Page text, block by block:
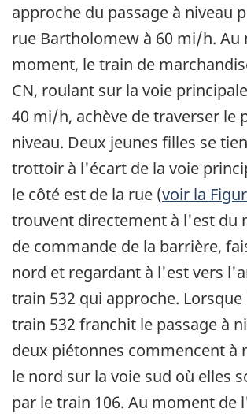
approche du passage à niveau
rue Bartholomew à 60 mi/h. Au
moment, le train de
CN, roulant sur la voie
40 mi/h, achève de traverser le
niveau. Deux jeunes filles se
trottoir à l'écart de la voie
le côté est de la rue (voir la
trouvent directement à l'est du
de commande de la barrière,
nord et regardant à l'est vers
train 532 qui approche.
train 532 franchit le passage à
deux piétonnes commencent à
le nord sur la voie sud où elles
par le train 106. Au moment de